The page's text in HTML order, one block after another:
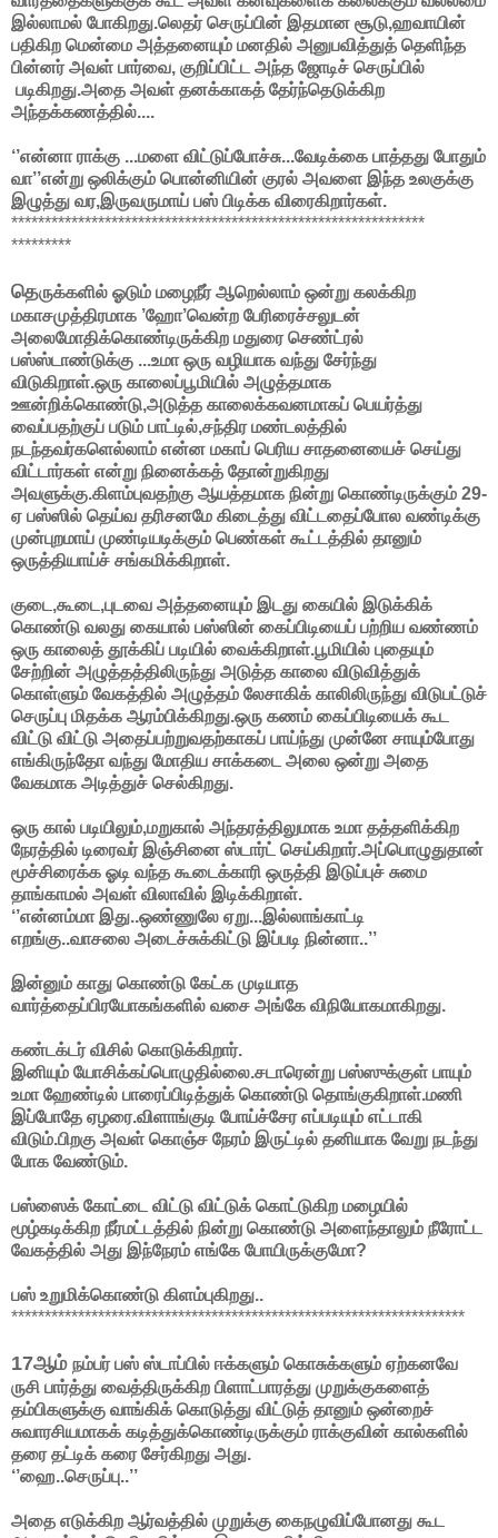
இல்லாமல் போகிறது.லெதர் செருப்பின் இதமான சூடு,ஹவாயின்
பதிகிற மென்மை அத்தனையும் மனதில் அனுபவித்துத் தெளிந்த
பின்னர் அவள் பார்வை, குறிப்பிட்ட அந்த ஜோடிச் செருப்பில்
படிகிறது.அதை அவள் தனக்காகத் தேர்ந்தெடுக்கிற
அந்தக்கணத்தில்....
‘’என்னா ராக்கு ...மளை விட்டுப்போச்சு...வேடிக்கை பாத்தது போதும்
வா’’என்று ஒலிக்கும் பொன்னியின் குரல் அவளை இந்த உலகுக்கு
இழுத்து வர,இருவருமாய் பஸ் பிடிக்க விரைகிறார்கள்.
**************************************************************
*********
தெருக்களில் ஓடும் மழைநீர் ஆறெல்லாம் ஒன்று கலக்கிற
மகாசமுத்திரமாக ’ஹோ’வென்ற பேரிரைச்சலுடன்
அலைமோதிக்கொண்டிருக்கிற மதுரை செண்ட்ரல்
பஸ்ஸ்டாண்டுக்கு ...உமா ஒரு வழியாக வந்து சேர்ந்து
விடுகிறாள்.ஒரு காலைப்பூமியில் அழுத்தமாக
ஊன்றிக்கொண்டு,அடுத்த காலைக்கவனமாகப் பெயர்த்து
வைப்பதற்குப் படும் பாட்டில்,சந்திர மண்டலத்தில்
நடந்தவர்களெல்லாம் என்ன மகாப் பெரிய சாதனையைச் செய்து
விட்டார்கள் என்று நினைக்கத் தோன்றுகிறது
அவளுக்கு.கிளம்புவதற்கு ஆயத்தமாக நின்று கொண்டிருக்கும் 29-
ஏ பஸ்ஸில் தெய்வ தரிசனமே கிடைத்து விட்டதைப்போல வண்டிக்கு
முன்புறமாய் முண்டியடிக்கும் பெண்கள் கூட்டத்தில் தானும்
ஒருத்தியாய்ச் சங்கமிக்கிறாள்.
குடை,கூடை,புடவை அத்தனையும் இடது கையில் இடுக்கிக்
கொண்டு வலது கையால் பஸ்ஸின் கைப்பிடியைப் பற்றிய வண்ணம்
ஒரு காலைத் தூக்கிப் படியில் வைக்கிறாள்.பூமியில் புதையும்
சேற்றின் அழுத்தத்திலிருந்து அடுத்த காலை விடுவித்துக்
கொள்ளும் வேகத்தில் அழுத்தம் லேசாகிக் காலிலிருந்து விடுபட்டுச்
செருப்பு மிதக்க ஆரம்பிக்கிறது.ஒரு கணம் கைப்பிடியைக் கூட
விட்டு விட்டு அதைப்பற்றுவதற்காகப் பாய்ந்து முன்னே சாயும்போது
எங்கிருந்தோ வந்து மோதிய சாக்கடை அலை ஒன்று அதை
வேகமாக அடித்துச் செல்கிறது.
ஒரு கால் படியிலும்,மறுகால் அந்தரத்திலுமாக உமா தத்தளிக்கிற
நேரத்தில் டிரைவர் இஞ்சினை ஸ்டார்ட் செய்கிறார்.அப்பொழுதுதான்
மூச்சிரைக்க ஓடி வந்த கூடைக்காரி ஒருத்தி இடுப்புச் சுமை
தாங்காமல் அவள் விலாவில் இடிக்கிறாள்.
‘’என்னம்மா இது..ஒண்ணுலே ஏறு...இல்லாங்காட்டி
எறங்கு..வாசலை அடைச்சுக்கிட்டு இப்படி நின்னா..’’
இன்னும் காது கொண்டு கேட்க முடியாத
வார்த்தைப்பிரயோகங்களில் வசை அங்கே விநியோகமாகிறது.
கண்டக்டர் விசில் கொடுக்கிறார்.
இனியும் யோசிக்கப்பொழுதில்லை.சடாரென்று பஸ்ஸுக்குள் பாயும்
உமா ஹேண்டில் பாரைப்பிடித்துக் கொண்டு தொங்குகிறாள்.மணி
இப்போதே ஏழரை.விளாங்குடி போய்ச்சேர எப்படியும் எட்டாகி
விடும்.பிறகு அவள் கொஞ்ச நேரம் இருட்டில் தனியாக வேறு நடந்து
போக வேண்டும்.
பஸ்ஸைக் கோட்டை விட்டு விட்டுக் கொட்டுகிற மழையில்
மூழ்கடிக்கிற நீர்மட்டத்தில் நின்று கொண்டு அளைந்தாலும் நீரோட்ட
வேகத்தில் அது இந்நேரம் எங்கே போயிருக்குமோ?
பஸ் உறுமிக்கொண்டு கிளம்புகிறது..
********************************************************************
17ஆம் நம்பர் பஸ் ஸ்டாப்பில் ஈக்களும் கொசுக்களும் ஏற்கனவே
ருசி பார்த்து வைத்திருக்கிற பிளாட்பாரத்து முறுக்குகளைத்
தம்பிகளுக்கு வாங்கிக் கொடுத்து விட்டுத் தானும் ஒன்றைச்
சுவாரசியமாகக் கடித்துக்கொண்டிருக்கும் ராக்குவின் கால்களில்
தரை தட்டிக் கரை சேர்கிறது அது.
‘’ஹை..செருப்பு..’’
அதை எடுக்கிற ஆர்வத்தில் முறுக்கு கைநழுவிப்போனது கூட